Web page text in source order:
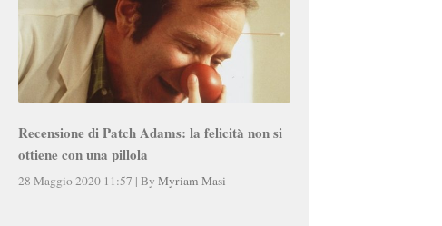
Recensione di Patch Adams: la felicità non si
ottiene con una pillola
28 Maggio 2020 11:57 | By Myriam Masi